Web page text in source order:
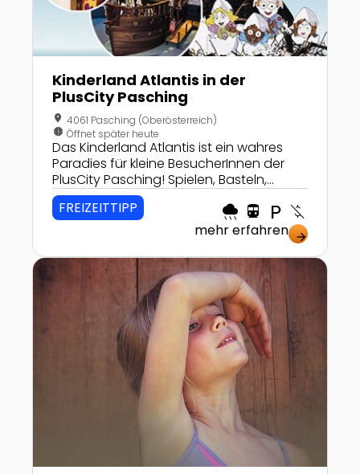
Kinderland Atlantis in der
PlusCity Pasching
location_on 4061 Pasching (Oberösterreich)
nest_clock_farsight_analog Öffnet später heute
Das Kinderland Atlantis ist ein wahres
Paradies für kleine BesucherInnen der
PlusCity Pasching! Spielen, Basteln,
Austoben während die Großen ihre
Einkäufe erledigen!
FREIZEITTIPP rainy directions_transit local_parking money_off
mehr erfahren arrow_forward
Zur Detailseite von Musicalworkshop